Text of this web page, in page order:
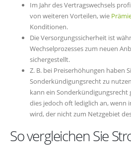
Im Jahr des Vertragswechsels
von weiteren Vorteilen, wie
Konditionen.
Die Versorgungssicherheit ist
Wechselprozesses zum neuen
sichergestellt.
Z. B. bei Preiserhöhungen haben
Sonderkündigungsrecht zu
kann ein Sonderkündigungsrecht
dies jedoch oft lediglich an, wenn
wird, der nicht zum Netzgebiet
So vergleichen Sie